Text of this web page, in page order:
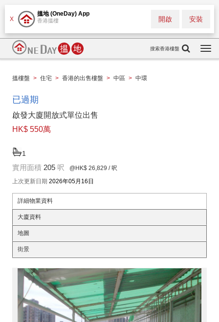
X
搵地 (OneDay) App
香港搵樓 安裝
開啟
搜索香港樓盤
搵樓盤 > 住宅 > 香港的出售樓盤 > 中區 > 中環
已過期
啟發大廈開放式單位出售
HK$ 550萬
1
實用面積 205 呎 @HK$ 26,829 / 呎
上次更新日期 2026年05月16日
詳細物業資料
大廈資料
地圖
街景